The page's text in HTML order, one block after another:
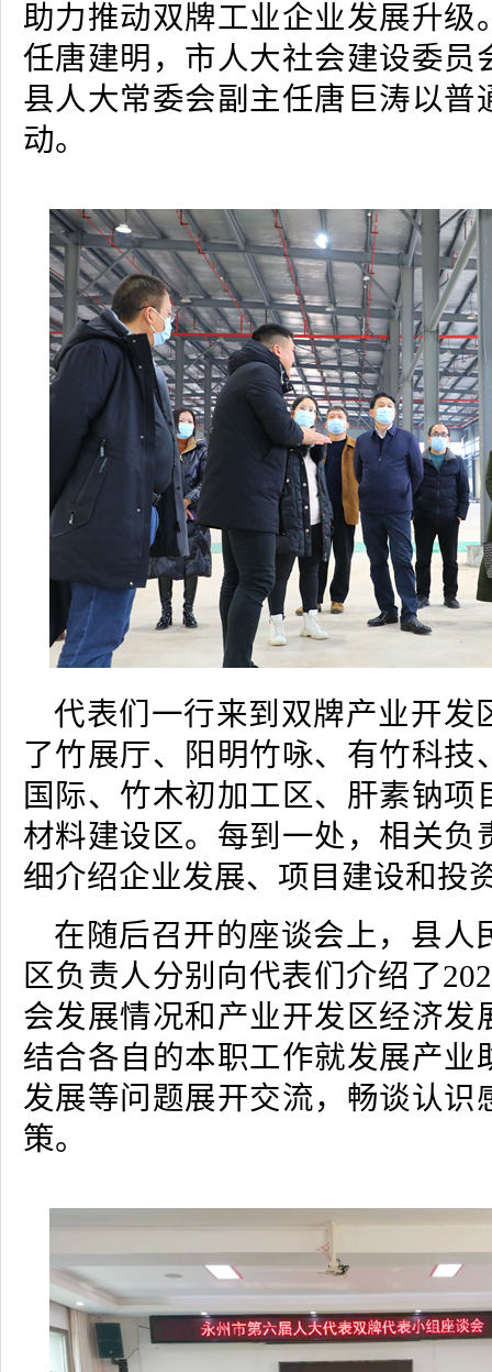
助力推动双牌工业企业发展升级
任唐建明，市人大社会建设委员
县人大常委会副主任唐巨涛以普
动。
代表们一行来到双牌产业开发
了竹展厅、阳明竹咏、有竹科技
国际、竹木初加工区、肝素钠项
材料建设区。每到一处，相关负
细介绍企业发展、项目建设和投
在随后召开的座谈会上，县人
区负责人分别向代表们介绍了
会发展情况和产业开发区经济发
结合各自的本职工作就发展产业
发展等问题展开交流，畅谈认识
策。